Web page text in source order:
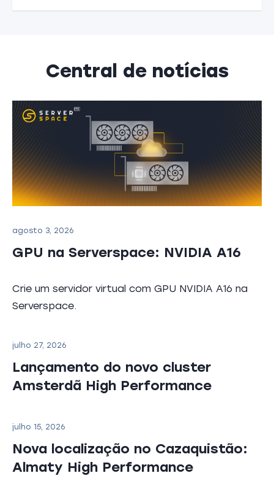
Central de notícias
agosto 3, 2026
GPU na Serverspace: NVIDIA A16
Crie um servidor virtual com GPU NVIDIA A16 na
Serverspace.
julho 27, 2026
Lançamento do novo cluster
Amsterdã High Performance
julho 15, 2026
Nova localização no Cazaquistão:
Almaty High Performance